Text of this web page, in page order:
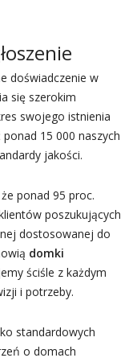
doświadczenie w
się szerokim
swojego istnienia
15 000 naszych
jakości.
ponad 95 proc.
poszukujących
dostosowanej do
domki
ściśle z każdym
i potrzeby.
standardowych
o domach